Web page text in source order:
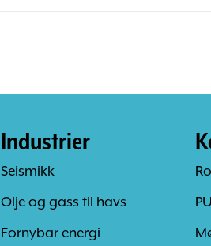
Industrier
Seismikk
Olje og gass til havs
Fornybar energi